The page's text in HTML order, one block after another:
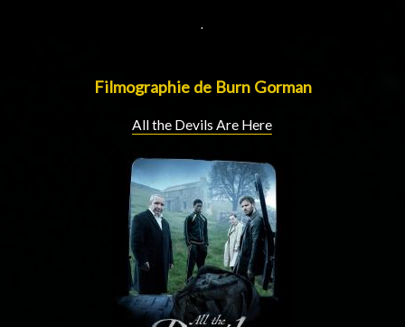
.
Filmographie de Burn Gorman
All the Devils Are Here